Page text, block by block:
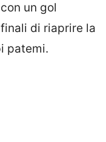
un gol
di riaprire la
patemi.